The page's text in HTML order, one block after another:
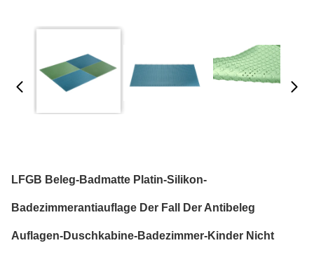
LFGB Beleg-Badmatte Platin-Silikon-
Badezimmerantiauflage Der Fall Der Antibeleg
Auflagen-Duschkabine-Badezimmer-Kinder Nicht